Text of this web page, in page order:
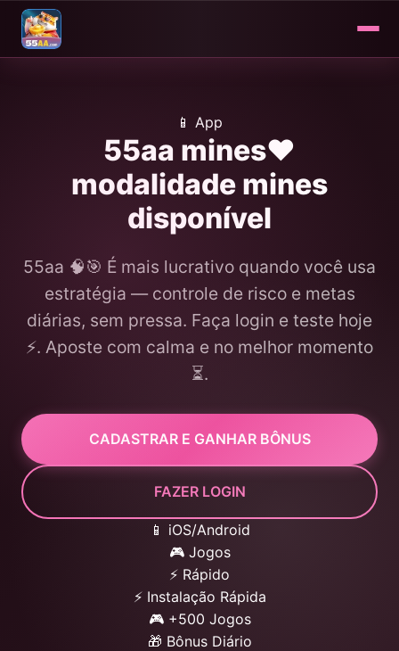
📱 App
55aa mines❤️
modalidade mines
disponível
55aa 🧠🎯 É mais lucrativo quando você usa
estratégia — controle de risco e metas
diárias, sem pressa. Faça login e teste hoje
⚡️. Aposte com calma e no melhor momento
⏳.
CADASTRAR E GANHAR BÔNUS
FAZER LOGIN
📱 iOS/Android
🎮 Jogos
⚡ Rápido
⚡ Instalação Rápida
🎮 +500 Jogos
🎁 Bônus Diário